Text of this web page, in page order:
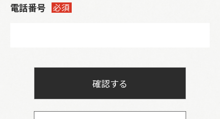
電話番号 必須
確認する